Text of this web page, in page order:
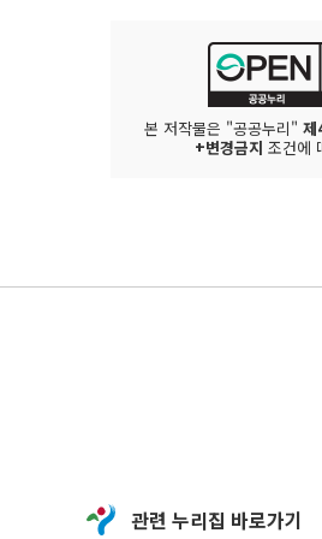
본 저작물은 "공공누리" 제
+변경금지 조건에
관련 누리집 바로가기